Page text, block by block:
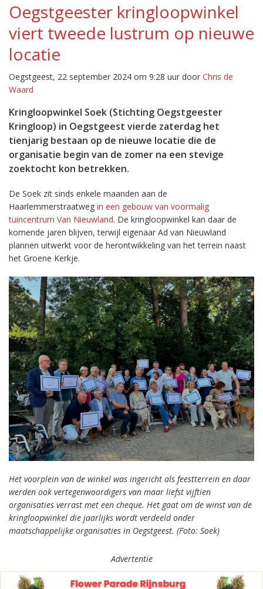
Oegstgeester kringloopwinkel
viert tweede lustrum op nieuwe
locatie
Oegstgeest, 22 september 2024 om 9:28 uur door Chris de
Waard
Kringloopwinkel Soek (Stichting Oegstgeester
Kringloop) in Oegstgeest vierde zaterdag het
tienjarig bestaan op de nieuwe locatie die de
organisatie begin van de zomer na een stevige
zoektocht kon betrekken.
De Soek zit sinds enkele maanden aan de
Haarlemmerstraatweg in een gebouw van voormalig
tuincentrum Van Nieuwland. De kringloopwinkel kan daar de
komende jaren blijven, terwijl eigenaar Ad van Nieuwland
plannen uitwerkt voor de herontwikkeling van het terrein naast
het Groene Kerkje.
Het voorplein van de winkel was ingericht als feestterrein en daar
werden ook vertegenwoordigers van maar liefst vijftien
organisaties verrast met een cheque. Het gaat om de winst van de
kringloopwinkel die jaarlijks wordt verdeeld onder
maatschappelijke organisaties in Oegstgeest. (Foto: Soek)
Advertentie